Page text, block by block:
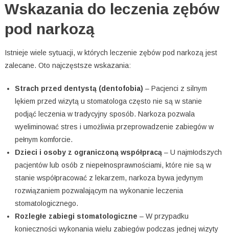
Wskazania do leczenia zębów
pod narkozą
Istnieje wiele sytuacji, w których leczenie zębów pod narkozą jest
zalecane. Oto najczęstsze wskazania:
Strach przed dentystą (dentofobia) – Pacjenci z silnym
lękiem przed wizytą u stomatologa często nie są w stanie
podjąć leczenia w tradycyjny sposób. Narkoza pozwala
wyeliminować stres i umożliwia przeprowadzenie zabiegów w
pełnym komforcie.
Dzieci i osoby z ograniczoną współpracą– U najmłodszych
pacjentów lub osób z niepełnosprawnościami, które nie są w
stanie współpracować z lekarzem, narkoza bywa jedynym
rozwiązaniem pozwalającym na wykonanie leczenia
stomatologicznego.
Rozległe zabiegi stomatologiczne – W przypadku
konieczności wykonania wielu zabiegów podczas jednej wizyty